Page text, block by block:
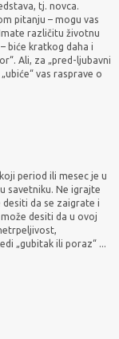
tj. novca.
pitanju – mogu vas
različitu životnu
biće kratkog daha i
Ali, za „pred-ljubavni
vas rasprave o
period ili mesec je u
savetniku. Ne igrajte
desiti da se zaigrate i
desiti da u ovoj
„gubitak ili poraz“ ...